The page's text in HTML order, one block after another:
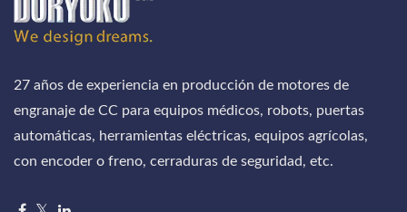
27 años de experiencia en producción de motores de
engranaje de CC para equipos médicos, robots, puertas
automáticas, herramientas eléctricas, equipos agrícolas,
con encoder o freno, cerraduras de seguridad, etc.